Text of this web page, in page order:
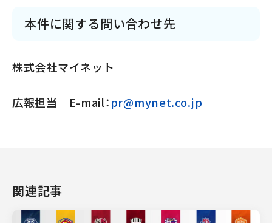
本件に関する問い合わせ先
株式会社マイネット
広報担当 E-mail：pr@mynet.co.jp
関連記事